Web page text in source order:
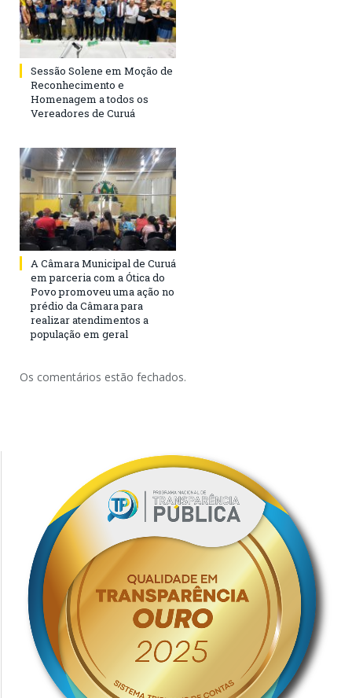
Sessão Solene em Moção de
Reconhecimento e
Homenagem a todos os
Vereadores de Curuá
A Câmara Municipal de Curuá
em parceria com a Ótica do
Povo promoveu uma ação no
prédio da Câmara para
realizar atendimentos a
população em geral
Os comentários estão fechados.